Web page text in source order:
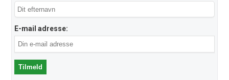
E-mail adresse: